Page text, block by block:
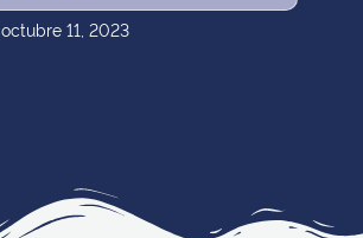
octubre 11, 2023